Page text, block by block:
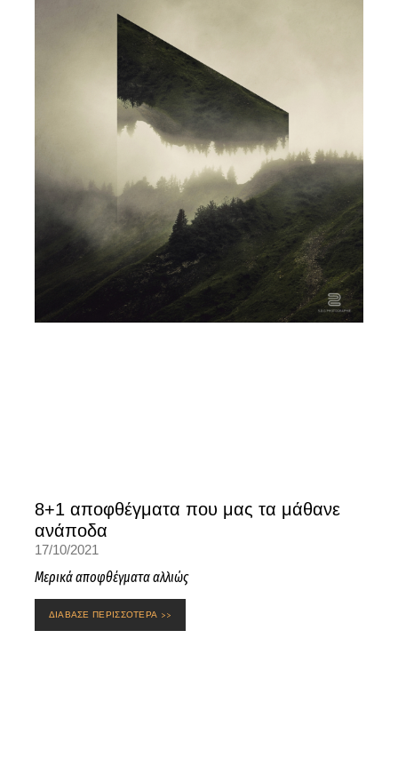
8+1 αποφθέγματα που μας τα μάθανε
ανάποδα
17/10/2021
Μερικά αποφθέγματα αλλιώς
ΔΙΑΒΑΣΕ ΠΕΡΙΣΣΟΤΕΡΑ >>